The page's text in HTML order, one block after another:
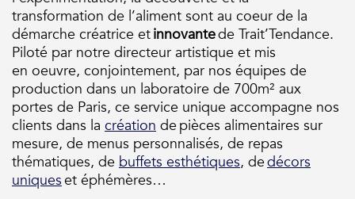
transformation de l’aliment sont au coeur de la
démarche créatrice etinnovantede Trait’Tendance.
Piloté par notre directeur artistique et mis
en oeuvre, conjointement, par nos équipes de
production dans un laboratoire de 700m² aux
portes de Paris, ce service unique accompagne nos
clients dans la création depièces alimentaires sur
mesure, de menus personnalisés, de repas
thématiques, de buffets esthétiques, dedécors
uniqueset éphémères…